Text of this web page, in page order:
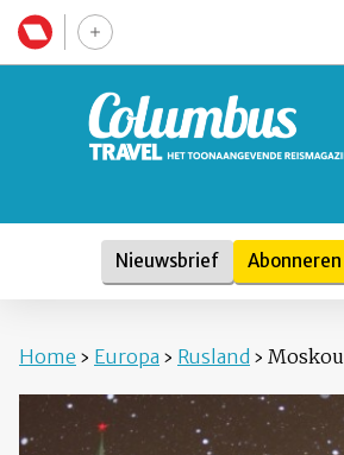
Nieuwsbrief Abonneren
Home › Europa › Rusland › Moskou